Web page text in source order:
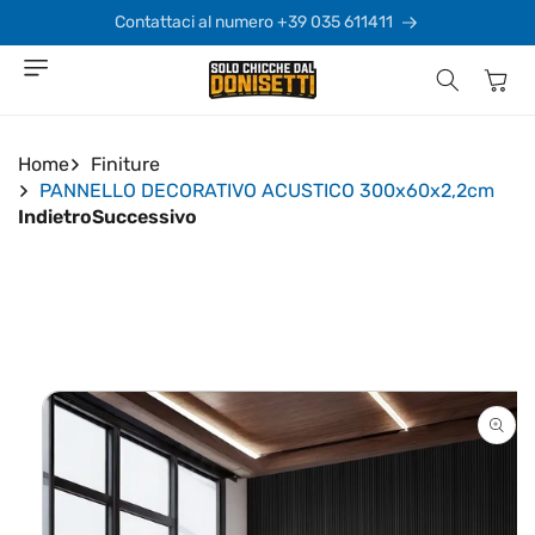
direttamente
ai contenuti
Contattaci al numero +39 035 611411
Carrello
Home
Finiture
PANNELLO DECORATIVO ACUSTICO 300x60x2,2cm
IndietroSuccessivo